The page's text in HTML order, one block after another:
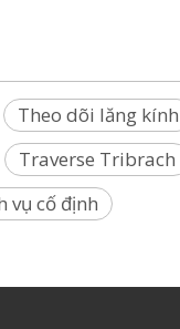
Theo dõi lăng kính
Traverse Tribrach
vụ cố định